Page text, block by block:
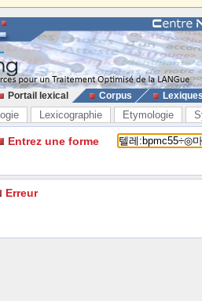
Portail lexical Corpus
Lexicographie Etymologie
Entrez une forme
Erreur